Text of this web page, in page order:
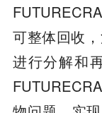
可整体回收
进行分解和